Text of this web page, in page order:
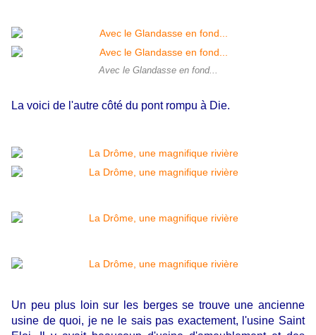
Avec le Glandasse en fond...
La voici de l'autre côté du pont rompu à Die.
Un peu plus loin sur les berges se trouve une ancienne
usine de quoi, je ne le sais pas exactement, l'usine Saint